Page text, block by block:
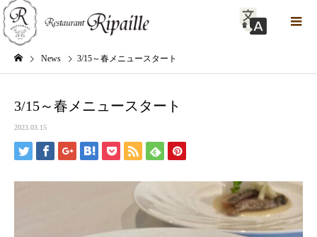
News 3/15～春メニュースタート
3/15～春メニュースタート
2023.03.15